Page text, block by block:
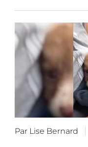
Par Lise Bernard